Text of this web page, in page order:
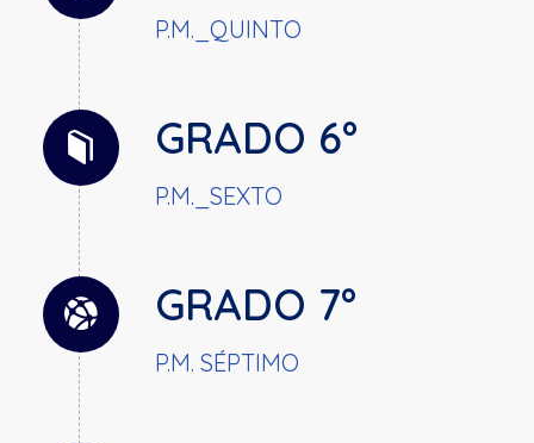
P.M._QUINTO
GRADO 6°
P.M._SEXTO
GRADO 7°
P.M. SÉPTIMO